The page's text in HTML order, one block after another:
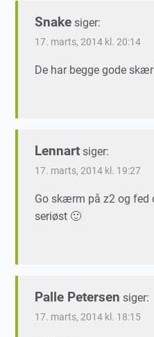
Snake siger:
17. marts, 2014 kl. 20:14
De har begge gode
Lennart siger:
17. marts, 2014 kl. 19:27
Go skærm på z2 og fed
seriøst 🙂
Palle Petersen siger:
17. marts, 2014 kl. 18:15